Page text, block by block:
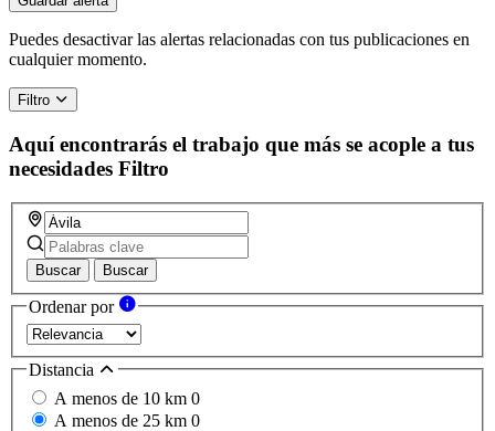
are
a
human,
ignore
this
field
Puedes desactivar las alertas relacionadas con tus publicaciones en
cualquier momento.
Filtro
Aquí encontrarás el trabajo que más se acople a tus
necesidades Filtro
Buscar Buscar
Ordenar por
Distancia
A menos de 10 km 0
A menos de 25 km 0